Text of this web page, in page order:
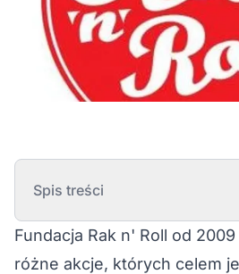
Spis treści
Fundacja Rak n' Roll od
różne akcje, których celem